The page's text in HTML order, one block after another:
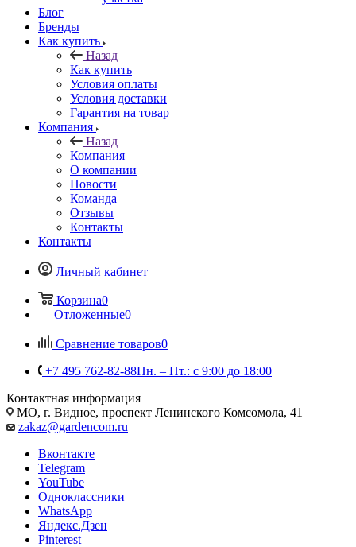
Блог
Бренды
Как купить
Назад
Как купить
Условия оплаты
Условия доставки
Гарантия на товар
Компания
Назад
Компания
О компании
Новости
Команда
Отзывы
Контакты
Контакты
Личный кабинет
Корзина0
Отложенные0
Сравнение товаров0
+7 495 762-82-88Пн. – Пт.: с 9:00 до 18:00
Контактная информация
МО, г. Видное, проспект Ленинского Комсомола, 41
zakaz@gardencom.ru
Вконтакте
Telegram
YouTube
Одноклассники
WhatsApp
Яндекс.Дзен
Pinterest